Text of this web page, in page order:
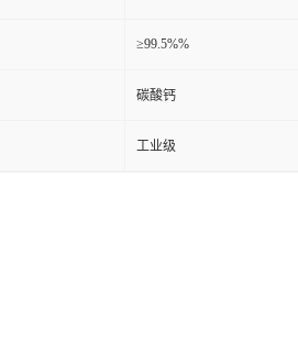
≥99.5%%
碳酸钙
工业级